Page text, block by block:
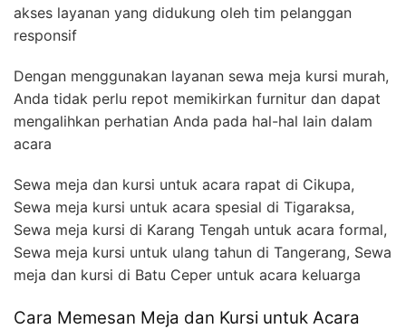
akses layanan yang didukung oleh tim pelanggan
responsif
Dengan menggunakan layanan sewa meja kursi murah,
Anda tidak perlu repot memikirkan furnitur dan dapat
mengalihkan perhatian Anda pada hal-hal lain dalam
acara
Sewa meja dan kursi untuk acara rapat di Cikupa,
Sewa meja kursi untuk acara spesial di Tigaraksa,
Sewa meja kursi di Karang Tengah untuk acara formal,
Sewa meja kursi untuk ulang tahun di Tangerang, Sewa
meja dan kursi di Batu Ceper untuk acara keluarga
Cara Memesan Meja dan Kursi untuk Acara